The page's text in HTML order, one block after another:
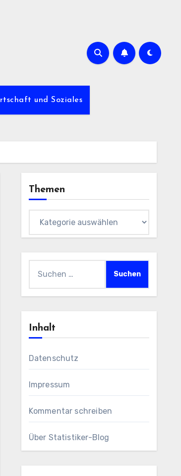
und Soziales
Themen
nach:
Inhalt
Datenschutz
Impressum
Kommentar schreiben
Über Statistiker-Blog